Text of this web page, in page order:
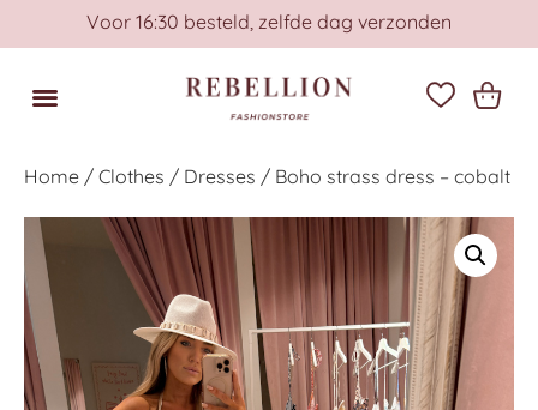
Voor 16:30 besteld, zelfde dag verzonden
Home / Clothes / Dresses / Boho strass dress – cobalt